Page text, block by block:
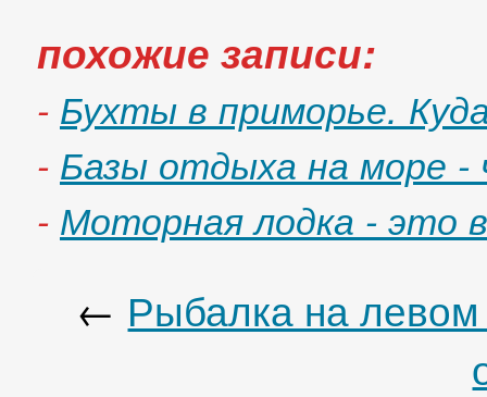
похожие записи:
- Бухты в приморье.
- Базы отдыха на море
- Моторная лодка - это
← Рыбалка на левом